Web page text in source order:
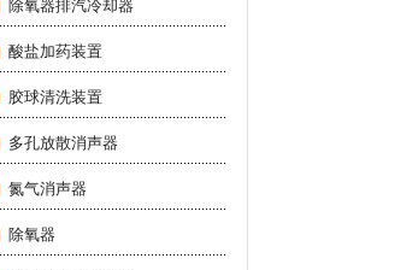
除氧器排汽冷却器
酸盐加药装置
胶球清洗装置
多孔放散消声器
氮气消声器
除氧器